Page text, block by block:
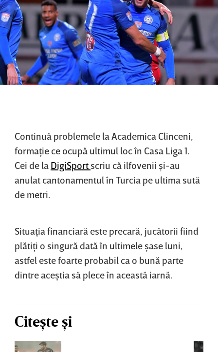
Continuă problemele la Academica Clinceni,
formaţie ce ocupă ultimul loc în Casa Liga 1.
Cei de la DigiSport scriu că ilfovenii şi-au
anulat cantonamentul în Turcia pe ultima sută
de metri.
Situaţia financiară este precară, jucătorii fiind
plătiţi o singură dată în ultimele şase luni,
astfel este foarte probabil ca o bună parte
dintre aceştia să plece în această iarnă.
Citește și